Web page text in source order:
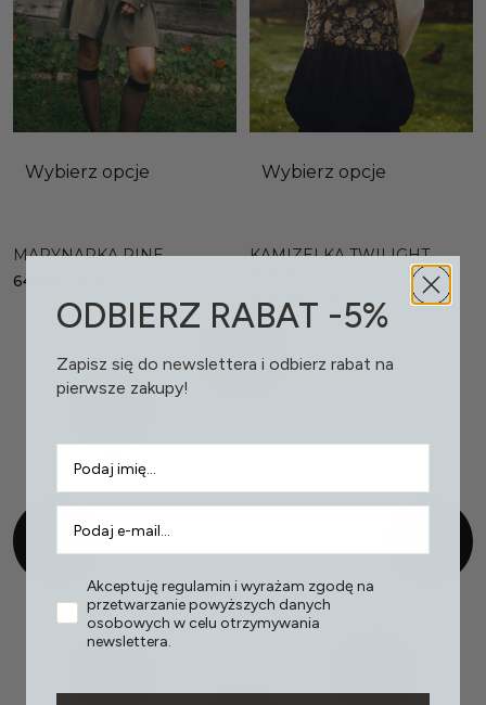
Wybierz opcje
MARYNARKA PINE
649,00
Wybierz opcje
KAMIZELKA TWILIGHT
249,00PLN
ODBIERZ RABAT -5%
Zapisz się do newslettera i odbierz rabat na
pierwsze zakupy!
Akceptuję regulamin i wyrażam zgodę na
przetwarzanie powyższych danych
osobowych w celu otrzymywania
newslettera.